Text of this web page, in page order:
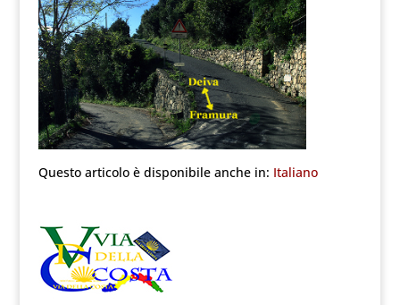
Questo articolo è disponibile anche in: Italiano